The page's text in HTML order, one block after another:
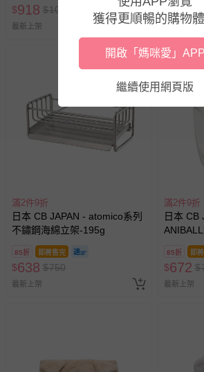
$918 $1080
最新上架
$587 $
最新上架
滿2件9折
日本 CB JAPAN - atomico系列
不鏽鋼海綿立架-195g
85折 即將售完
$638 $750
最新上架
滿2件9折
日本 CB
頭包巾-
85折 即
$672 $
最新上架
獲得更順暢的購物
開啟「媽咪愛」APP
繼續使用網頁版